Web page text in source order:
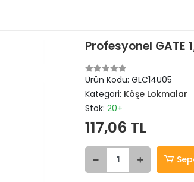
Profesyonel GATE
Ürün Kodu: GLC14U05
Kategori: Köşe Lokmalar
Stok: 20+
117,06 TL